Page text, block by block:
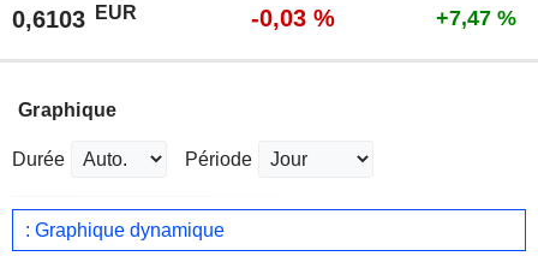
0,6103 EUR -0,03 % +7,47 %
Graphique
Durée Période
: Graphique dynamique